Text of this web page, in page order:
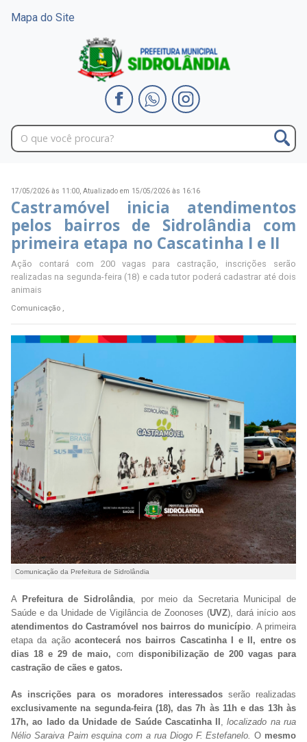
Mapa do Site
17/05/2026 às 11:00, Atualizado em 15/05/2026 às 16:16
Castramóvel inicia atendimentos
pelos bairros de Sidrolândia com
primeira etapa no Cascatinha I e II
Ação contará com 200 vagas para castração, inscrições serão
realizadas na segunda-feira (18) e cada tutor poderá cadastrar até dois
animais
Comunicação ,
Comunicação da Prefeitura de Sidrolândia
A Prefeitura de Sidrolândia, por meio da Secretaria Municipal de
Saúde e da Unidade de Vigilância de Zoonoses (UVZ), dará início aos
atendimentos do Castramóvel nos bairros do município. A primeira
etapa da açãoacontecerá nos bairros Cascatinha I e II, entre os
dias 18 e 29 de maio, com disponibilização de 200 vagas para
castração de cães e gatos.
As inscrições para os moradores interessados serão realizadas
exclusivamente na segunda-feira (18), das 7h às 11h e das 13h às
17h, ao lado da Unidade de Saúde Cascatinha II , localizado na rua
Nélio Saraiva Paim esquina com a rua Diogo F. Estefanelo.O mesmo